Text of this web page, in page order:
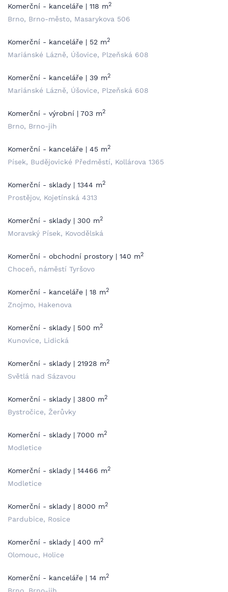
Komerční - kanceláře | 118 m2
Brno, Brno-město, Masarykova 506
Komerční - kanceláře | 52 m2
Mariánské Lázně, Úšovice, Plzeňská 608
Komerční - kanceláře | 39 m2
Mariánské Lázně, Úšovice, Plzeňská 608
Komerční - výrobní | 703 m2
Brno, Brno-jih
Komerční - kanceláře | 45 m2
Písek, Budějovické Předměstí, Kollárova 1365
Komerční - sklady | 1344 m2
Prostějov, Kojetínská 4313
Komerční - sklady | 300 m2
Moravský Písek, Kovodělská
Komerční - obchodní prostory | 140 m2
Choceň, náměstí Tyršovo
Komerční - kanceláře | 18 m2
Znojmo, Hakenova
Komerční - sklady | 500 m2
Kunovice, Lidická
Komerční - sklady | 21928 m2
Světlá nad Sázavou
Komerční - sklady | 3800 m2
Bystročice, Žerůvky
Komerční - sklady | 7000 m2
Modletice
Komerční - sklady | 14466 m2
Modletice
Komerční - sklady | 8000 m2
Pardubice, Rosice
Komerční - sklady | 400 m2
Olomouc, Holice
Komerční - kanceláře | 14 m2